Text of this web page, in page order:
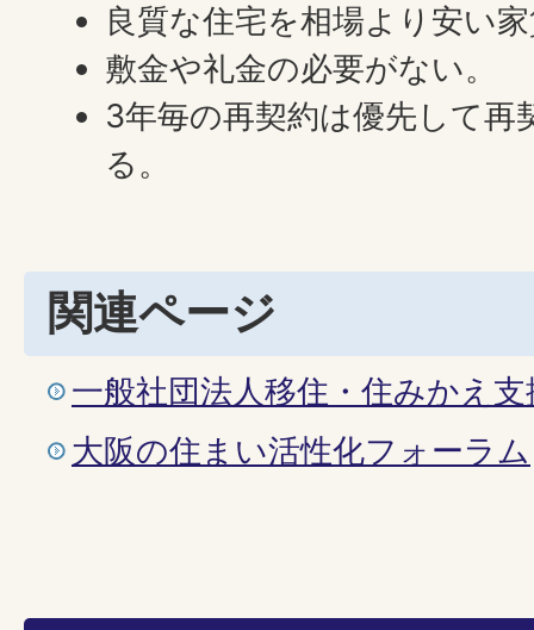
良質な住宅を相場より安い
敷金や礼金の必要がない。
3年毎の再契約は優先して再
る。
関連ページ
一般社団法人移住・住みかえ
大阪の住まい活性化フォーラム